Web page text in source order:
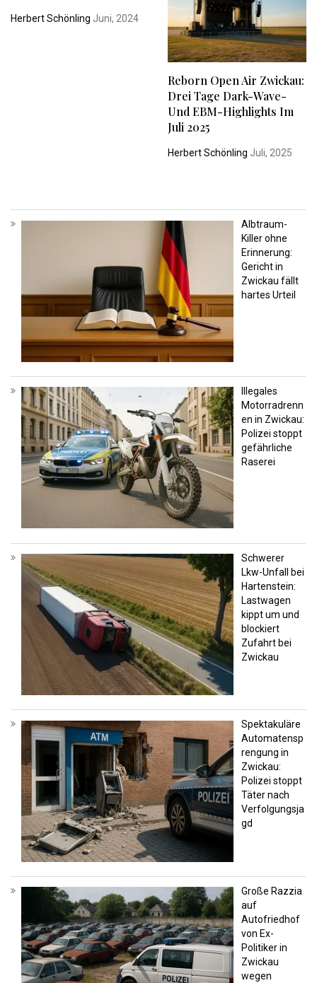
Herbert Schönling Juni, 2024
Reborn Open Air Zwickau:
Drei Tage Dark-Wave-
Und EBM-Highlights Im
Juli 2025
Herbert Schönling Juli, 2025
Albtraum-
Killer ohne
Erinnerung:
Gericht in
Zwickau fällt
hartes Urteil
Illegales
Motorradrenn
en in Zwickau:
Polizei stoppt
gefährliche
Raserei
Schwerer
Lkw-Unfall bei
Hartenstein:
Lastwagen
kippt um und
blockiert
Zufahrt bei
Zwickau
Spektakuläre
Automatensp
rengung in
Zwickau:
Polizei stoppt
Täter nach
Verfolgungsja
gd
Große Razzia
auf
Autofriedhof
von Ex-
Politiker in
Zwickau
wegen